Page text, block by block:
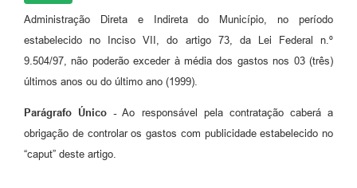
Administração Direta e Indireta do Município, no período
estabelecido no Inciso VII, do artigo 73, da Lei Federal n.º
9.504/97, não poderão exceder à média dos gastos nos 03 (três)
últimos anos ou do último ano (1999).
Parágrafo Único -Ao responsável pela contratação caberá a
obrigação de controlar os gastos com publicidade estabelecido no
“caput” deste artigo.